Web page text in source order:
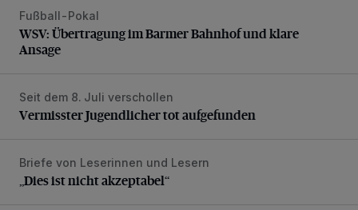
WSV: Übertragung im Barmer Bahnhof und klare Ansage
Fußball-Pokal
WSV: Übertragung im Barmer Bahnhof und klare
Ansage
Vermisster Jugendlicher tot aufgefunden
Seit dem 8. Juli verschollen
Vermisster Jugendlicher tot aufgefunden
„Dies ist nicht akzeptabel“
Briefe von Leserinnen und Lesern
„Dies ist nicht akzeptabel“